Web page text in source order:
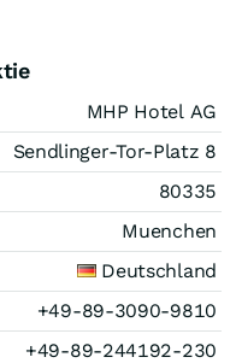
MHP Hotel AG
Sendlinger-Tor-Platz 8
80335
Muenchen
Deutschland
+49-89-3090-9810
+49-89-244192-230